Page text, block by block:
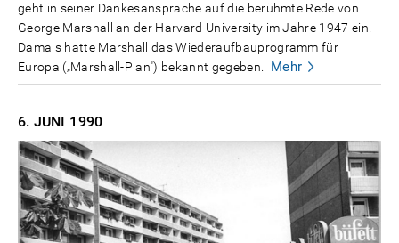
geht in seiner Dankesansprache auf die berühmte Rede von
George Marshall an der Harvard University im Jahre 1947 ein.
Damals hatte Marshall das Wiederaufbauprogramm für
Europa („Marshall-Plan") bekannt gegeben.
Mehr
6. JUNI 1990